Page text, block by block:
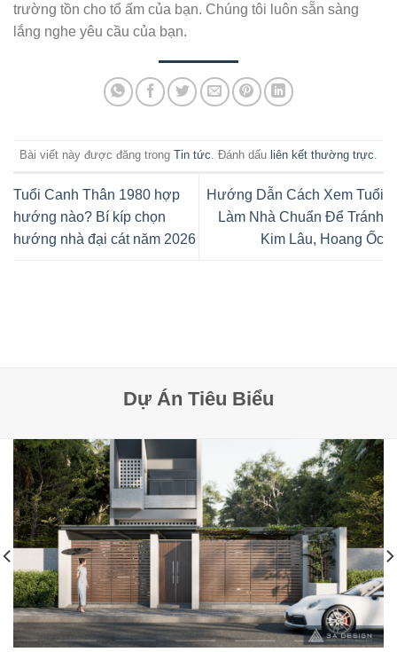
trường tồn cho tổ ấm của bạn. Chúng tôi luôn sẵn sàng
lắng nghe yêu cầu của bạn.
Bài viết này được đăng trong Tin tức . Đánh dấu liên kết thường trực
Tuổi Canh Thân 1980 hợp
hướng nào? Bí kíp chọn
hướng nhà đại cát năm 2026
Hướng Dẫn Cách Xem Tuổi
Làm Nhà Chuẩn Để Tránh
Kim Lâu, Hoang Ốc
Dự Án Tiêu Biểu